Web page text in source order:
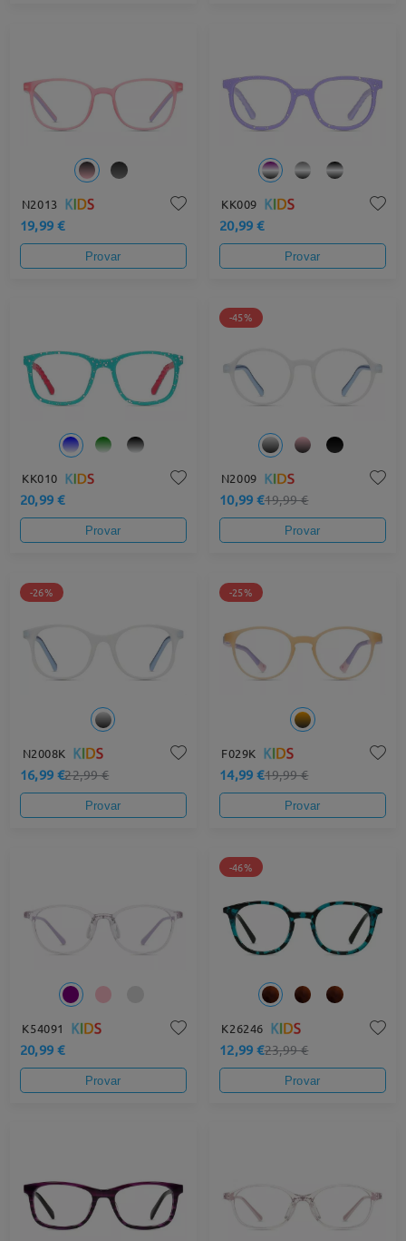
N2013
19,99 €
Provar
KK009
20,99 €
Provar
KK010
20,99 €
Provar
-45%
N2009
10,99 €19,99 €
Provar
-26%
N2008K
16,99 €22,99 €
Provar
-25%
F029K
14,99 €19,99 €
Provar
K54091
20,99 €
Provar
-46%
K26246
12,99 €23,99 €
Provar